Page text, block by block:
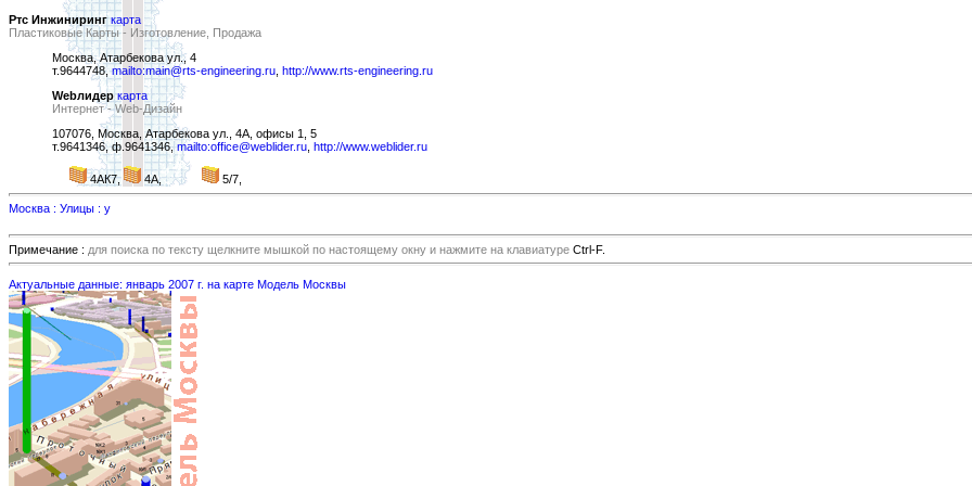
Ртс Инжиниринг карта
Пластиковые Карты - Изготовление, Продажа
Москва, Атарбекова ул., 4
т.9644748,mailto:main@rts-engineering.ru http://www.rts-engineering.ru
Webлидер карта
Интернет - Web-Дизайн
107076, Москва, Атарбекова ул., 4А, офисы 1, 5
т.9641346, ф.9641346,mailto:office@weblider.ru http://www.weblider.ru
4АК7, 4А, 5/7,
Москва : Улицы : у
Примечание : для поиска по тексту щелкните мышкой по настоящему окну и нажмите на клавиатуре Ctrl-F.
Актуальные данные: январь 2007 г. на карте Модель Москвы